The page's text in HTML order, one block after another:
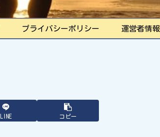
プライバシーポリシー 運営者情報
LINE コピー